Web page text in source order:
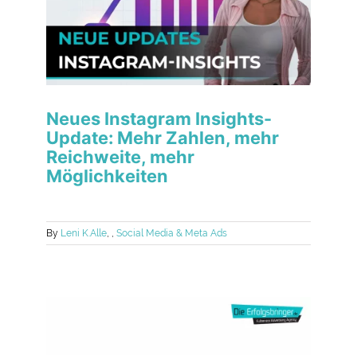
Neues Instagram Insights-
Update: Mehr Zahlen, mehr
Reichweite, mehr
Möglichkeiten
By Leni K.Alle, ,Social Media & Meta Ads